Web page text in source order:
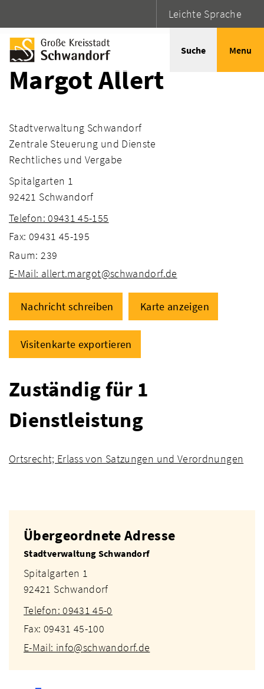
Leichte Sprache
Suche Menu
Margot Allert
Stadtverwaltung Schwandorf
Zentrale Steuerung und Dienste
Rechtliches und Vergabe
Spitalgarten 1
92421 Schwandorf
Telefon: 09431 45-155
Fax: 09431 45-195
Raum: 239
E-Mail: allert.margot@schwandorf.de
Nachricht schreiben Karte anzeigen
Visitenkarte exportieren
Zuständig für 1
Dienstleistung
Ortsrecht; Erlass von Satzungen und Verordnungen
Übergeordnete Adresse
Stadtverwaltung Schwandorf
Spitalgarten 1
92421 Schwandorf
Telefon: 09431 45-0
Fax: 09431 45-100
E-Mail: info@schwandorf.de